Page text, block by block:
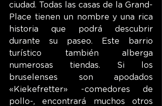
ciudad. Todas las casas de la Grand-
Place tienen un nombre y una rica
historia que podrá descubrir
durante su paseo. Este barrio
turístico también alberga
numerosas tiendas. Si los
bruselenses son apodados
«Kiekefretter» -comedores de
pollo-, encontrará muchos otros